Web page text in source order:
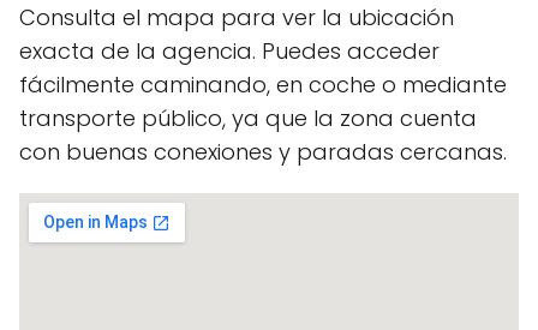
Consulta el mapa para ver la ubicación
exacta de la agencia. Puedes acceder
fácilmente caminando, en coche o mediante
transporte público, ya que la zona cuenta
con buenas conexiones y paradas cercanas.